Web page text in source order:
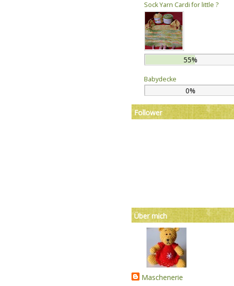
Sock Yarn Cardi for little ?
55%
Babydecke
0%
Follower
Über mich
Maschenerie